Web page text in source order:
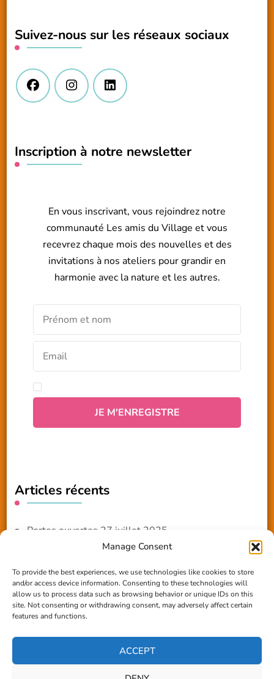
Manage Consent
To provide the best experiences, we use technologies like cookies to store
and/or access device information. Consenting to these technologies will
allow us to process data such as browsing behavior or unique IDs on this
site. Not consenting or withdrawing consent, may adversely affect certain
features and functions.
ACCEPT
?
Suivez-nous sur les réseaux sociaux
Inscription à notre newsletter
En vous inscrivant, vous rejoindrez notre
communauté Les amis du Village et vous
recevrez chaque mois des nouvelles et des
invitations à nos ateliers pour grandir en
harmonie avec la nature et les autres.
Articles récents
Portes ouvertes 27 juillet 2025
Reportage TV Com
Construction en terre-paille
Chantier Participatif Terre Paille 6/7/24